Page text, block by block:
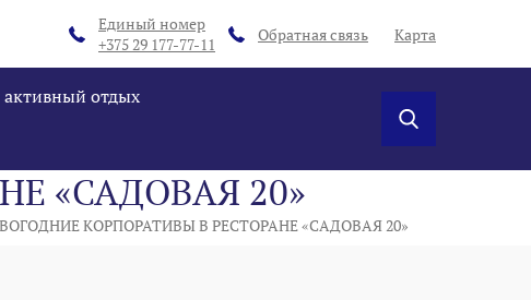
Единый номер
+375 29 177-77-11
Обратная связь Карта
отдых
«САДОВАЯ 20»
КОРПОРАТИВЫ В РЕСТОРАНЕ «САДОВАЯ 20»